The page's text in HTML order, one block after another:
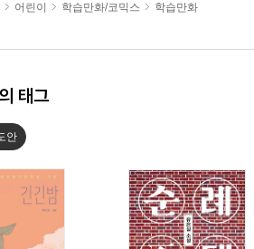
어린이 학습만화/코믹스 학습만화
태그
안